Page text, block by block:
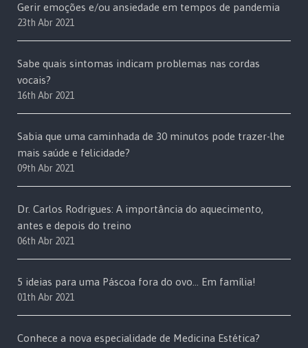
Gerir emoções e/ou ansiedade em tempos de pandemia
23th Abr 2021
Sabe quais sintomas indicam problemas nas cordas
vocais?
16th Abr 2021
Sabia que uma caminhada de 30 minutos pode trazer-lhe
mais saúde e felicidade?
09th Abr 2021
Dr. Carlos Rodrigues: A importância do aquecimento,
antes e depois do treino
06th Abr 2021
5 ideias para uma Páscoa fora do ovo… Em família!
01th Abr 2021
Conhece a nova especialidade de Medicina Estética?